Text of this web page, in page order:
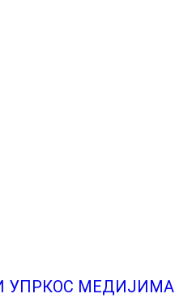
УПРКОС МЕДИЈИМА